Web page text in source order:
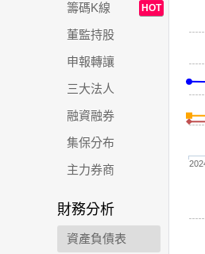
籌碼K線 HOT
董監持股
申報轉讓
三大法人
融資融券
集保分布
主力券商
財務分析
資產負債表